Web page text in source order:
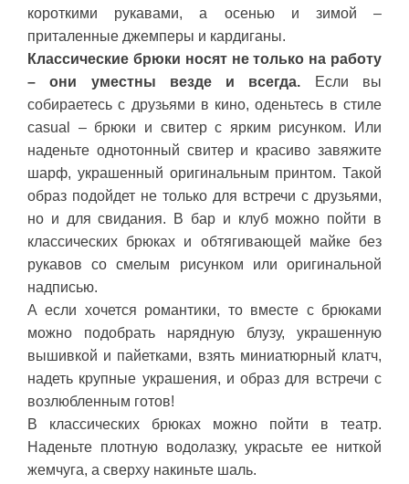
короткими рукавами, а осенью и зимой –
приталенные джемперы и кардиганы.
Классические брюки носят не только на работу
– они уместны везде и всегда. Если вы
собираетесь с друзьями в кино, оденьтесь в стиле
casual – брюки и свитер с ярким рисунком. Или
наденьте однотонный свитер и красиво завяжите
шарф, украшенный оригинальным принтом. Такой
образ подойдет не только для встречи с друзьями,
но и для свидания. В бар и клуб можно пойти в
классических брюках и обтягивающей майке без
рукавов со смелым рисунком или оригинальной
надписью.
А если хочется романтики, то вместе с брюками
можно подобрать нарядную блузу, украшенную
вышивкой и пайетками, взять миниатюрный клатч,
надеть крупные украшения, и образ для встречи с
возлюбленным готов!
В классических брюках можно пойти в театр.
Наденьте плотную водолазку, украсьте ее ниткой
жемчуга, а сверху накиньте шаль.